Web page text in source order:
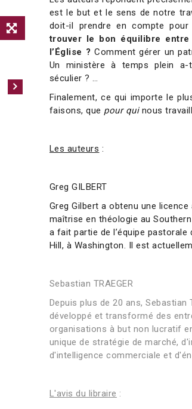
est le but et le sens de notre
doit-il prendre en compte
trouver le bon équilibre
l’Église ? Comment gérer un
Un ministère à temps plein a-
séculier ? …
Finalement, ce qui importe le
faisons, que pour quinous
Les auteurs :
Greg GILBERT
Greg Gilbert a obtenu une licence
maîtrise en théologie au
a fait partie de l’équipe pastorale
Hill, à Washington. Il est
Sebastian TRAEGER
Depuis plus de 20 ans,
développé et transformé des
organisations à but non lucratif
unique de stratégie de marché,
d'intelligence commerciale et
L'avis du libraire :